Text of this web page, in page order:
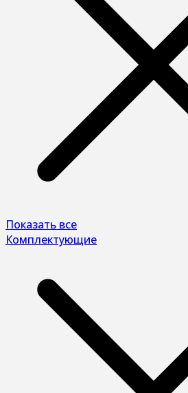
Показать все
Комплектующие